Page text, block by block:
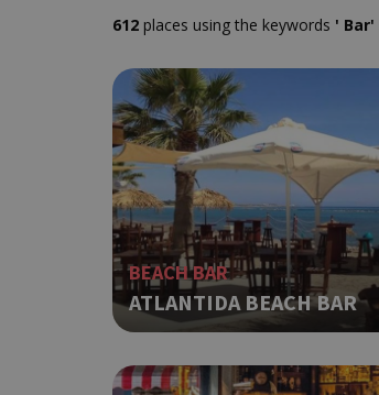
612 places using the keywords ' Bar'
BEACH BAR
ATLANTIDA BEACH BAR